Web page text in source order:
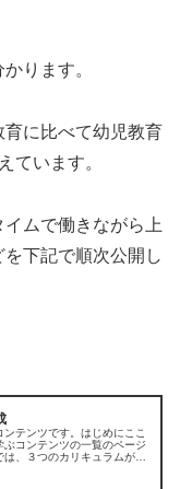
ります。
に比べて幼児教育
ています。
ムで働きながら上
下記で順次公開し
テンツです。はじめにここ
コンテンツの一覧のページ
、３つのカリキュラムがあ